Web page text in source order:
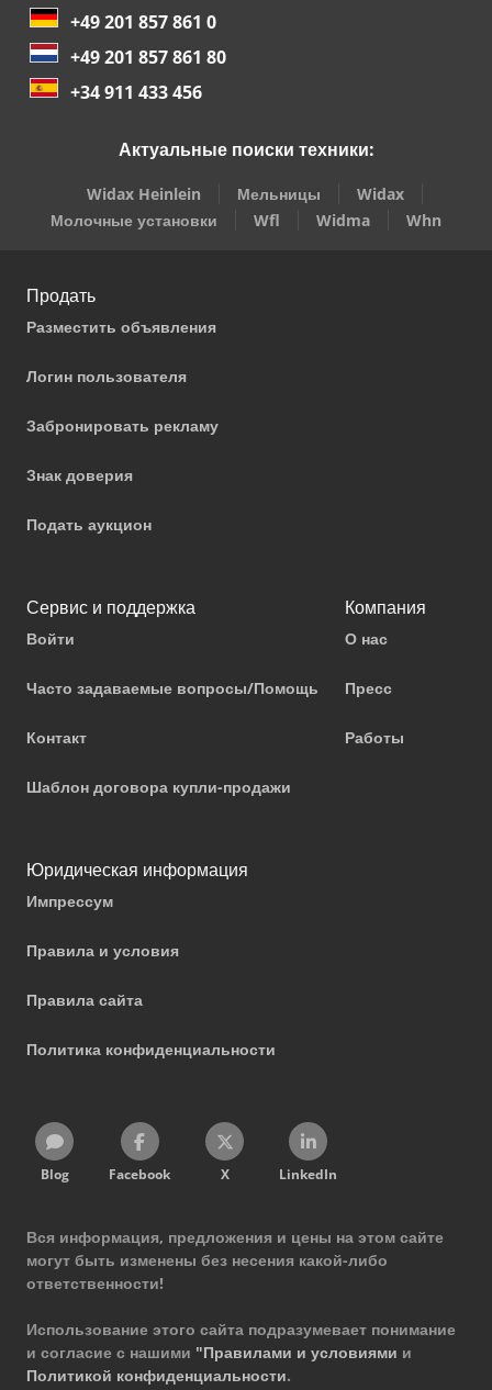
+49 201 857 861 0
+49 201 857 861 80
+34 911 433 456
Актуальные поиски техники:
Widax Heinlein Мельницы
Widax
Молочные установки
Wfl Widma Whn
Продать
Разместить объявления
Логин пользователя
Забронировать рекламу
Знак доверия
Подать аукцион
Сервис и поддержка
Войти
Часто задаваемые вопросы/Помощь
Контакт
Шаблон договора купли-продажи
Компания
О нас
Пресс
Работы
Юридическая информация
Импрессум
Правила и условия
Правила сайта
Политика конфиденциальности
Blog Facebook X LinkedIn
Вся информация, предложения и цены на этом сайте
могут быть изменены без несения какой-либо
ответственности!
Использование этого сайта подразумевает понимание
и согласие с нашими "Правилами и условиями и
Политикой конфиденциальности.